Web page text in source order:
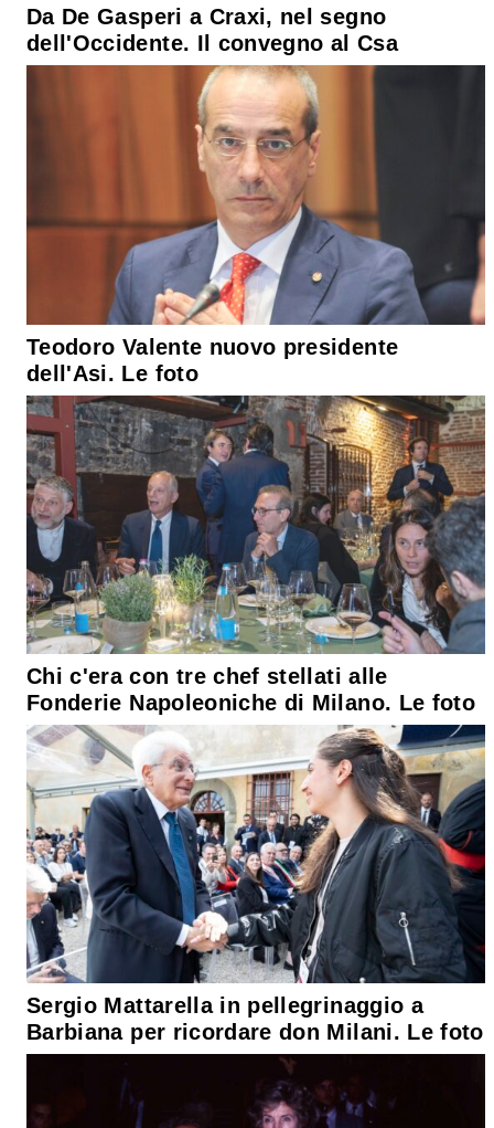
Da De Gasperi a Craxi, nel segno
dell'Occidente. Il convegno al Csa
Teodoro Valente nuovo presidente
dell'Asi. Le foto
Chi c'era con tre chef stellati alle
Fonderie Napoleoniche di Milano. Le foto
Sergio Mattarella in pellegrinaggio a
Barbiana per ricordare don Milani. Le foto